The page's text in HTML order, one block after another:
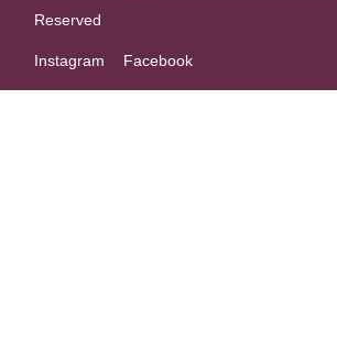
Reserved
Instagram Facebook